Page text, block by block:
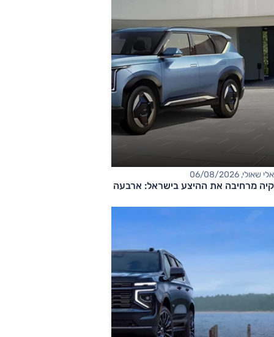
אלי שאולי, 06/08/2026
קיה מרחיבה את ההיצע בישראל: ארבעה דגמים חדשים בדרך